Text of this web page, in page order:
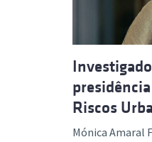
Riscos
Mónica Amaral